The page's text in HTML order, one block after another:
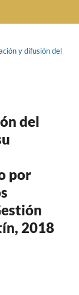
y difusión del
del
por
2018